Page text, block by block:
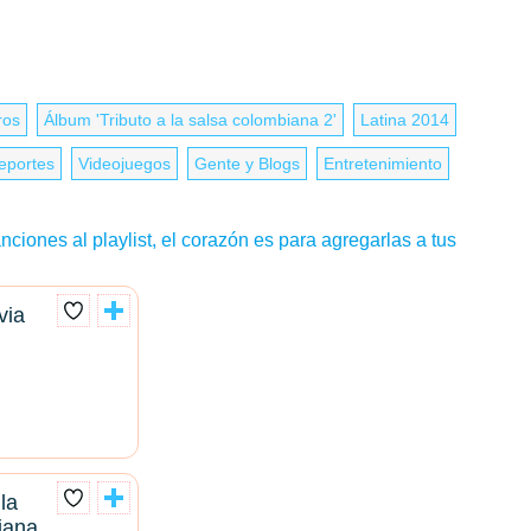
Álbum 'Tributo a la salsa colombiana 2' Latina 2014
Videojuegos Gente y Blogs Entretenimiento
al playlist, el corazón es para agregarlas a tus